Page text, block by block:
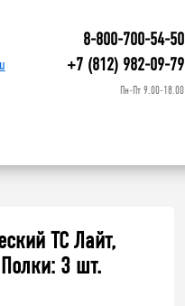
8-800-700-54-50
+7 (812) 982-09-79
Пн-Пт 9.00-18.00
ТС Лайт,
3 шт.